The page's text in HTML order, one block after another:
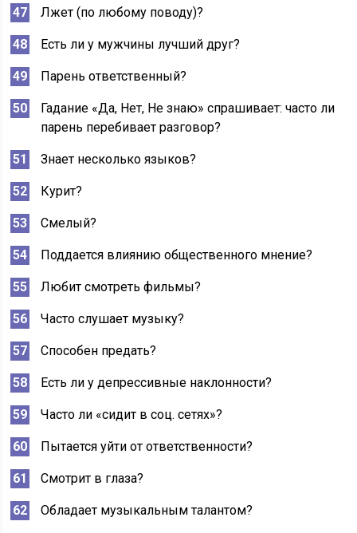
Лжет (по любому поводу)?
Есть ли у мужчины лучший друг?
Парень ответственный?
Гадание «Да, Нет, Не знаю» спрашивает: часто ли
парень перебивает разговор?
Знает несколько языков?
Курит?
Смелый?
Поддается влиянию общественного мнение?
Любит смотреть фильмы?
Часто слушает музыку?
Способен предать?
Есть ли у депрессивные наклонности?
Часто ли «сидит в соц. сетях»?
Пытается уйти от ответственности?
Смотрит в глаза?
Обладает музыкальным талантом?